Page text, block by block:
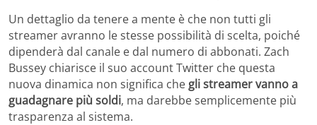
Un dettaglio da tenere a mente è che non tutti gli
streamer avranno le stesse possibilità di scelta, poiché
dipenderà dal canale e dal numero di abbonati. Zach
Bussey chiarisce il suo account Twitter che questa
nuova dinamica non significa che gli streamer vanno a
guadagnare più soldi, ma darebbe semplicemente più
trasparenza al sistema.